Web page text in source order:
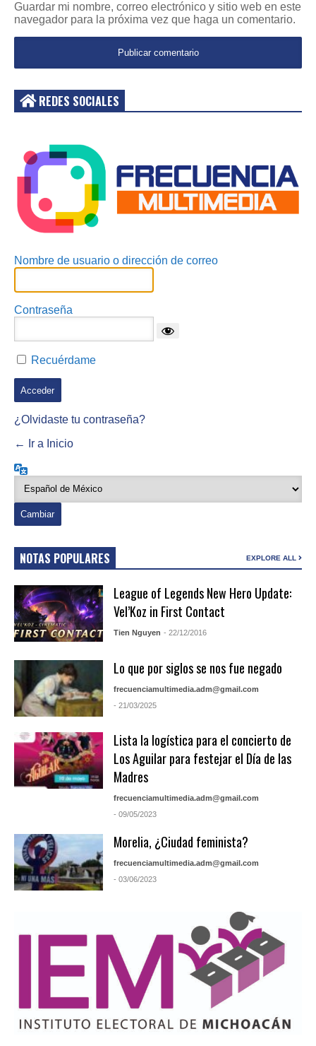
Guardar mi nombre, correo electrónico y sitio web en este
navegador para la próxima vez que haga un comentario.
REDES SOCIALES
Nombre de usuario o dirección de correo
Contraseña
Recuérdame
¿Olvidaste tu contraseña?
← Ir a Inicio
NOTAS POPULARES EXPLORE ALL
League of Legends New Hero Update:
Vel’Koz in First Contact
Tien Nguyen - 22/12/2016
Lo que por siglos se nos fue negado
frecuenciamultimedia.adm@gmail.com
- 21/03/2025
Lista la logística para el concierto de
Los Aguilar para festejar el Día de las
Madres
frecuenciamultimedia.adm@gmail.com
- 09/05/2023
Morelia, ¿Ciudad feminista?
frecuenciamultimedia.adm@gmail.com
- 03/06/2023